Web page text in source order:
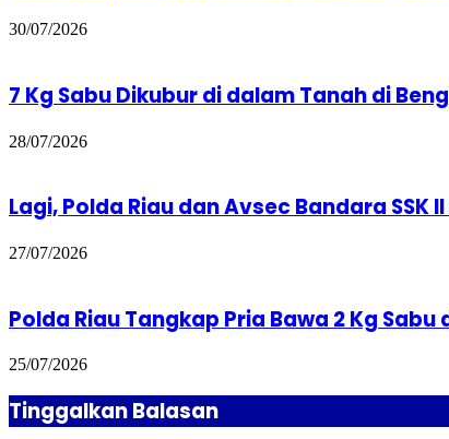
30/07/2026
7 Kg Sabu Dikubur di dalam Tanah di
28/07/2026
Lagi, Polda Riau dan Avsec Bandara SSK
27/07/2026
Polda Riau Tangkap Pria Bawa 2 Kg Sabu
25/07/2026
Tinggalkan Balasan